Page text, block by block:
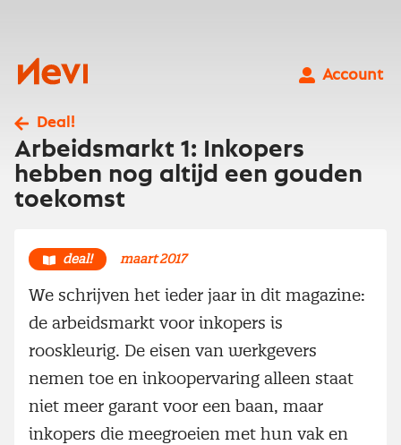
Nevi
Account
Deal!
Arbeidsmarkt 1: Inkopers
hebben nog altijd een gouden
toekomst
deal! maart 2017
We schrijven het ieder jaar in dit magazine:
de arbeidsmarkt voor inkopers is
rooskleurig. De eisen van werkgevers
nemen toe en inkoopervaring alleen staat
niet meer garant voor een baan, maar
inkopers die meegroeien met hun vak en